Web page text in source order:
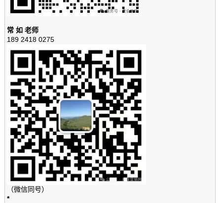
常 如 老师
189 2418 0275
（微信同号）
*